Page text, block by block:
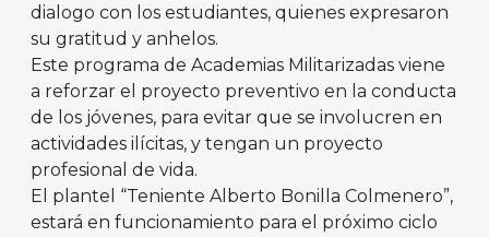
dialogo con los estudiantes, quienes expresaron
su gratitud y anhelos.
Este programa de Academias Militarizadas viene
a reforzar el proyecto preventivo en la conducta
de los jóvenes, para evitar que se involucren en
actividades ilícitas, y tengan un proyecto
profesional de vida.
El plantel “Teniente Alberto Bonilla Colmenero”,
estará en funcionamiento para el próximo ciclo